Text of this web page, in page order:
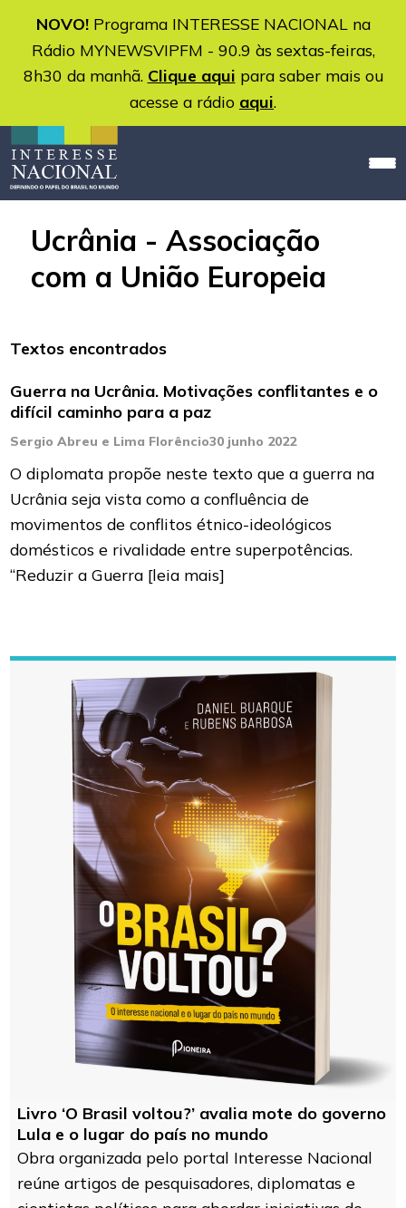
NOVO!Programa INTERESSE NACIONAL na
Rádio MYNEWSVIPFM - 90.9 às sextas-feiras,
8h30 da manhã. Clique aqui para saber mais ou
acesse a rádio aqui.
Ucrânia - Associação
com a União Europeia
Textos encontrados
Guerra na Ucrânia. Motivações conflitantes e o
difícil caminho para a paz
Sergio Abreu e Lima Florêncio30 junho 2022
O diplomata propõe neste texto que a guerra na
Ucrânia seja vista como a confluência de
movimentos de conflitos étnico-ideológicos
domésticos e rivalidade entre superpotências.
“Reduzir a Guerra [leia mais]
Livro ‘O Brasil voltou?’ avalia mote do governo
Lula e o lugar do país no mundo
Obra organizada pelo portal Interesse Nacional
reúne artigos de pesquisadores, diplomatas e